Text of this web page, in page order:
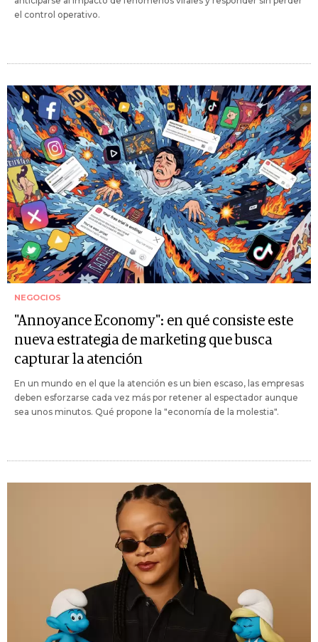
el control operativo.
NEGOCIOS
"Annoyance Economy": en qué consiste este
nueva estrategia de marketing que busca
capturar la atención
En un mundo en el que la atención es un bien escaso, las empresas
deben esforzarse cada vez más por retener al espectador aunque
sea unos minutos. Qué propone la "economía de la molestia".